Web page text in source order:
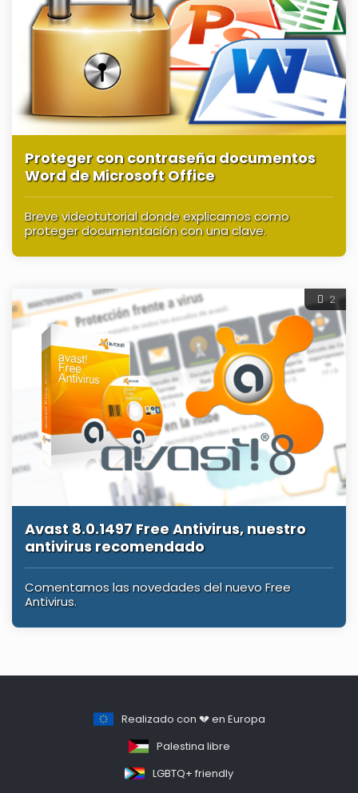
Proteger con contraseña documentos
Word de Microsoft Office
Breve videotutorial donde explicamos como
proteger documentación con una clave.
2
Avast 8.0.1497 Free Antivirus, nuestro
antivirus recomendado
Comentamos las novedades del nuevo Free
Antivirus.
Realizado con 💔 en Europa
Palestina libre
LGBTQ+ friendly